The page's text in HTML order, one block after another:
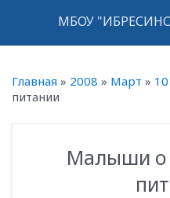
МБОУ
Главная » 2008 » Март » 10
питании
Малыши о